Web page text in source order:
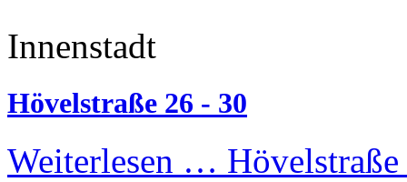
Innenstadt
Hövelstraße 26 - 30
Weiterlesen …